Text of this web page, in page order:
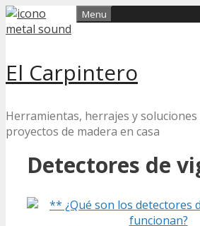
Skip
to
El Carpintero
Herramientas, herrajes y
proyectos de madera en casa
Menu
Detectores de